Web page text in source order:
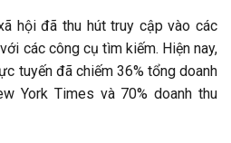
hội đã thu hút truy cập vào các
các công cụ tìm kiếm. Hiện nay,
tuyến đã chiếm 36% tổng doanh
York Times và 70% doanh thu